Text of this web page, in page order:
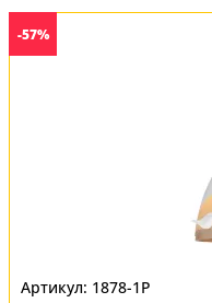
-57%
1878-1P